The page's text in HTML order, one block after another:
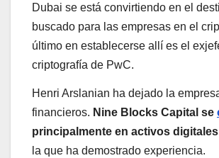
Dubai se está convirtiendo en el
buscado para las empresas en el
último en establecerse allí es el
criptografía de PwC.
Henri Arslanian ha dejado la
financieros. Nine Blocks Capital se
principalmente en activos
la que ha demostrado experiencia.